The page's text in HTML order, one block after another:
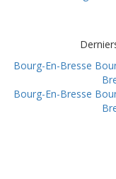
Bourg-En-Bresse
Bourg-En-Bresse